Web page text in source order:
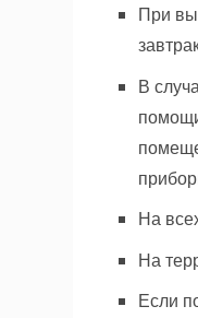
При
В
На
На
Если